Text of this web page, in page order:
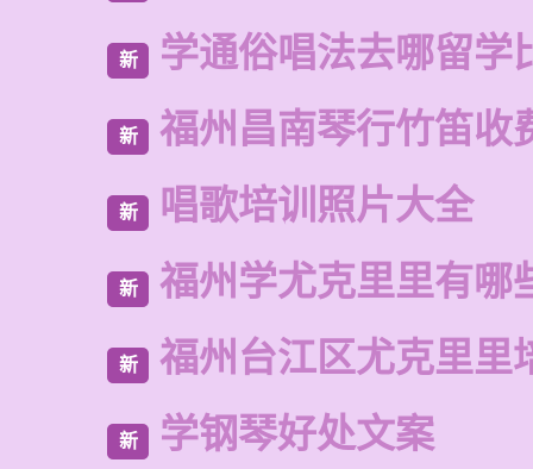
新 学通俗唱法去哪留学
新 福州昌南琴行竹笛收
新 唱歌培训照片大全
新 福州学尤克里里有哪
新 福州台江区尤克里里
新 学钢琴好处文案